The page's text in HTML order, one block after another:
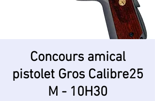
Concours amical
pistolet Gros Calibre25
M - 10H30